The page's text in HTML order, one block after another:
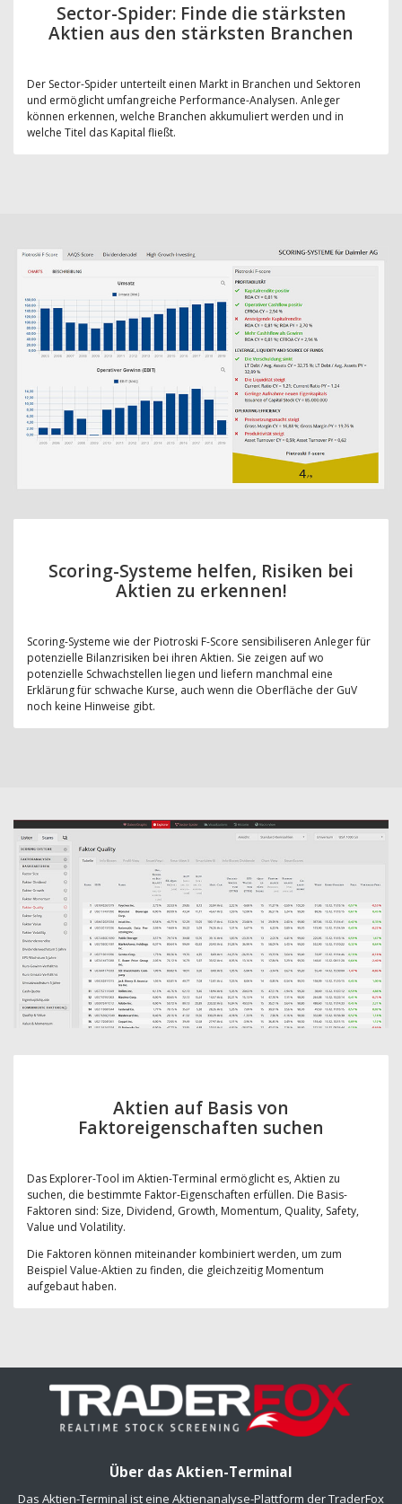
Sector-Spider: Finde die stärksten
Aktien aus den stärksten Branchen
Der Sector-Spider unterteilt einen Markt in Branchen und Sektoren
und ermöglicht umfangreiche Performance-Analysen. Anleger
können erkennen, welche Branchen akkumuliert werden und in
welche Titel das Kapital fließt.
Scoring-Systeme helfen, Risiken bei
Aktien zu erkennen!
Scoring-Systeme wie der Piotroski F-Score sensibiliseren Anleger für
potenzielle Bilanzrisiken bei ihren Aktien. Sie zeigen auf wo
potenzielle Schwachstellen liegen und liefern manchmal eine
Erklärung für schwache Kurse, auch wenn die Oberfläche der GuV
noch keine Hinweise gibt.
Aktien auf Basis von
Faktoreigenschaften suchen
Das Explorer-Tool im Aktien-Terminal ermöglicht es, Aktien zu
suchen, die bestimmte Faktor-Eigenschaften erfüllen. Die Basis-
Faktoren sind: Size, Dividend, Growth, Momentum, Quality, Safety,
Value und Volatility.
Die Faktoren können miteinander kombiniert werden, um zum
Beispiel Value-Aktien zu finden, die gleichzeitig Momentum
aufgebaut haben.
Über das Aktien-Terminal
Das Aktien-Terminal ist eine Aktienanalyse-Plattform der TraderFox